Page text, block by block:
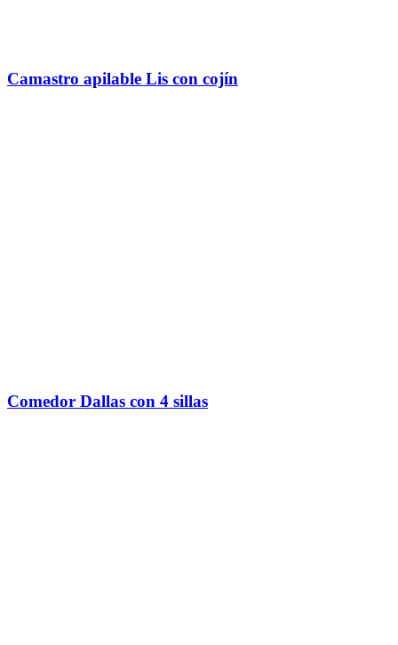
Camastro apilable Lis con cojín
Comedor Dallas con 4 sillas